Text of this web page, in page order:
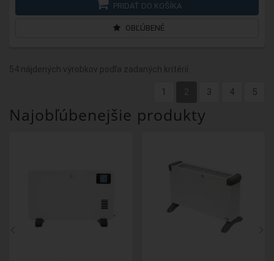
PRIDAŤ DO KOŠÍKA
OBĽÚBENÉ
54 nájdených výrobkov podľa zadaných kritérií.
1 3 4 5
Najobľúbenejšie produkty